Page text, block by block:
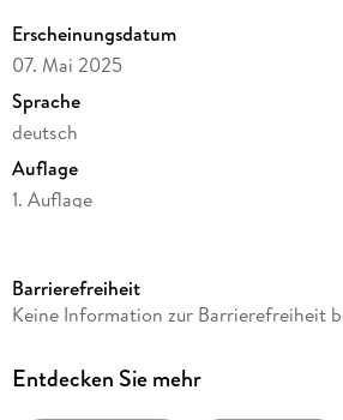
Erscheinungsdatum
07. Mai 2025
Sprache
deutsch
Auflage
1. Auflage
Autor/Autorin
Verlag/Hersteller
Barrierefreiheit
Keine Information zur Barrierefreiheit
Entdecken Sie mehr